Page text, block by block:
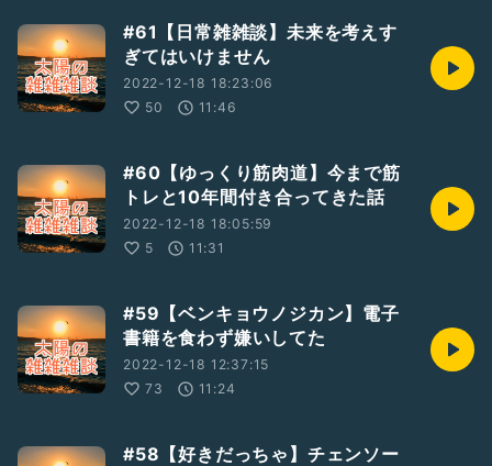
#61【日常雑雑談】未来を考えす
ぎてはいけません
2022-12-18 18:23:06
50
11:46
#60【ゆっくり筋肉道】今まで筋
トレと10年間付き合ってきた話
2022-12-18 18:05:59
5
11:31
#59【ベンキョウノジカン】電子
書籍を食わず嫌いしてた
2022-12-18 12:37:15
73
11:24
#58【好きだっちゃ】チェンソー